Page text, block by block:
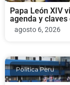
Papa León XIV
agenda y claves
agosto 6, 2026
Politica Peru